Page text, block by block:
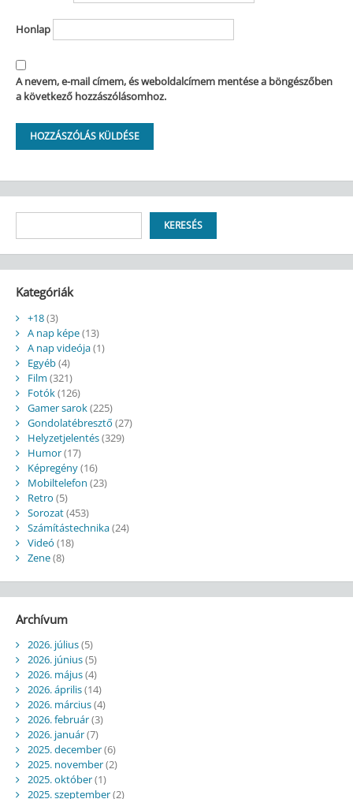
Honlap
A nevem, e-mail címem, és weboldalcímem mentése a böngészőben
a következő hozzászólásomhoz.
KERESÉS
Kategóriák
+18(3)
A nap képe(13)
A nap videója(1)
Egyéb(4)
Film (321)
Fotók(126)
Gamer sarok(225)
Gondolatébresztő (27)
Helyzetjelentés(329)
Humor(17)
Képregény(16)
Mobiltelefon (23)
Retro (5)
Sorozat(453)
Számítástechnika(24)
Videó (18)
Zene(8)
Archívum
2026. július(5)
2026. június(5)
2026. május(4)
2026. április(14)
2026. március(4)
2026. február(3)
2026. január(7)
2025. december(6)
2025. november(2)
2025. október(1)
2025. szeptember(2)